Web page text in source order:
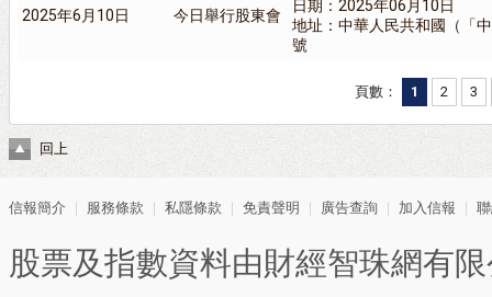
2025年6月10日 今日舉行股東會
日期：2025年06月10日
地址：中華人民共和國（「
號
頁數： 1 2 3
回上
信報簡介 服務條款 私隱條款 免責聲明 廣告查詢 加入信報
股票及指數資料由財經智珠網有